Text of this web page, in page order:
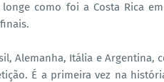
como foi a Costa Rica
Alemanha, Itália e Argentina,
É a primeira vez na